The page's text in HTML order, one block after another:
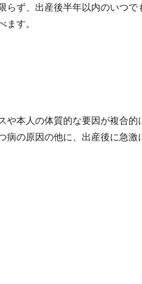
らず、出産後半年以内のいつ
ます。
や本人の体質的な要因が複合
病の原因の他に、出産後に急